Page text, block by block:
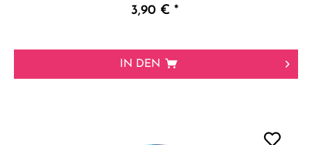
3,90 € *
IN DEN